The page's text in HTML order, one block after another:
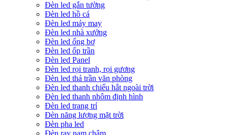
Đèn led gắn tường
Đèn led hồ cá
Đèn led máy may
Đèn led nhà xưởng
Đèn led ống bơ
Đèn led ốp trần
Đèn led Panel
Đèn led rọi tranh, rọi gương
Đèn led thả trần văn phòng
Đèn led thanh chiếu hắt ngoài trời
Đèn led thanh nhôm định hình
Đèn led trang trí
Đèn năng lượng mặt trời
Đèn pha led